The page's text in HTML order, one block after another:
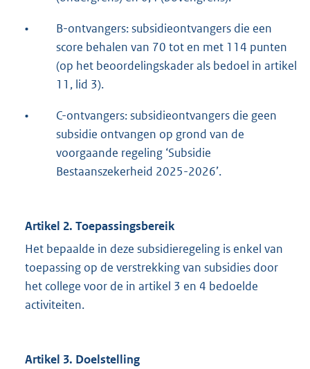
•
B-ontvangers: subsidieontvangers die een
score behalen van 70 tot en met 114 punten
(op het beoordelingskader als bedoel in artikel
11, lid 3).
•
C-ontvangers: subsidieontvangers die geen
subsidie ontvangen op grond van de
voorgaande regeling ‘Subsidie
Bestaanszekerheid 2025-2026’.
Artikel 2. Toepassingsbereik
Het bepaalde in deze subsidieregeling is enkel van
toepassing op de verstrekking van subsidies door
het college voor de in artikel 3 en 4 bedoelde
activiteiten.
Artikel 3. Doelstelling